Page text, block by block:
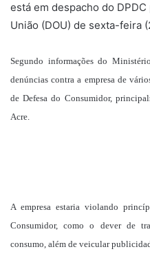
está em despacho do
União (DOU) de sexta-feira
Segundo informações do
denúncias contra a empresa de
de Defesa do Consumidor,
Acre.
A empresa estaria violando
Consumidor, como o dever de
consumo, além de veicular